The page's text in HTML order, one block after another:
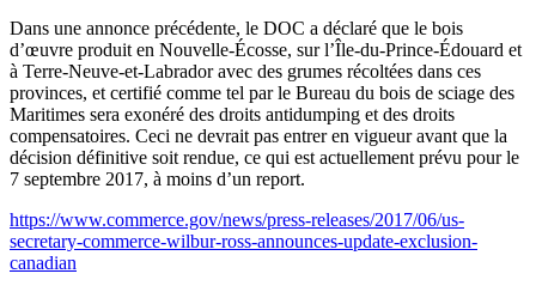
Dans une annonce précédente, le DOC a déclaré que le bois
d’œuvre produit en Nouvelle-Écosse, sur l’Île-du-Prince-Édouard et
à Terre-Neuve-et-Labrador avec des grumes récoltées dans ces
provinces, et certifié comme tel par le Bureau du bois de sciage des
Maritimes sera exonéré des droits antidumping et des droits
compensatoires. Ceci ne devrait pas entrer en vigueur avant que la
décision définitive soit rendue, ce qui est actuellement prévu pour le
7 septembre 2017, à moins d’un report.
https://www.commerce.gov/news/press-releases/2017/06/us-
secretary-commerce-wilbur-ross-announces-update-exclusion-
canadian